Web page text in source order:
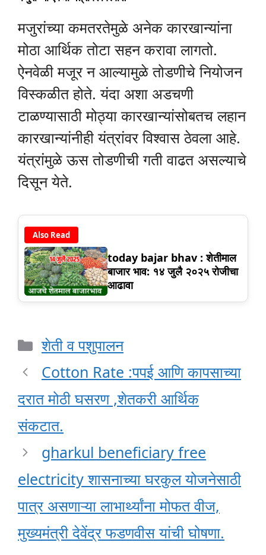
मजुरांच्या कमतरतेमुळे अनेक कारखान्यांना
मोठा आर्थिक तोटा सहन करावा लागतो.
ऐनवेळी मजूर न आल्यामुळे तोडणीचे नियोजन
विस्कळीत होते. यंदा अशा अडचणी
टाळण्यासाठी मोठ्या कारखान्यांसोबतच लहान
कारखान्यांनीही यंत्रांवर विश्वास ठेवला आहे.
यंत्रांमुळे ऊस तोडणीची गती वाढत असल्याचे
दिसून येते.
Also Read
today bajar bhav : शेतीमाल
बाजार भाव: १४ जुलै २०२५ रोजीचा
आढावा
Categories
शेती व पशुपालन
Cotton Rate :पपई आणि कापसाच्या
दरात मोठी घसरण ,शेतकरी आर्थिक
संकटात.
gharkul beneficiary free
electricity शासनाच्या घरकुल योजनेसाठी
पात्र असणाऱ्या लाभार्थ्यांना मोफत वीज,
मुख्यमंत्री देवेंद्र फडणवीस यांची घोषणा.